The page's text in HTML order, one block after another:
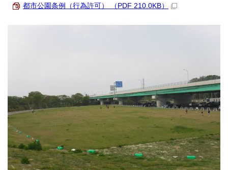
都市公園条例（行為許可） （PDF 210.0KB）